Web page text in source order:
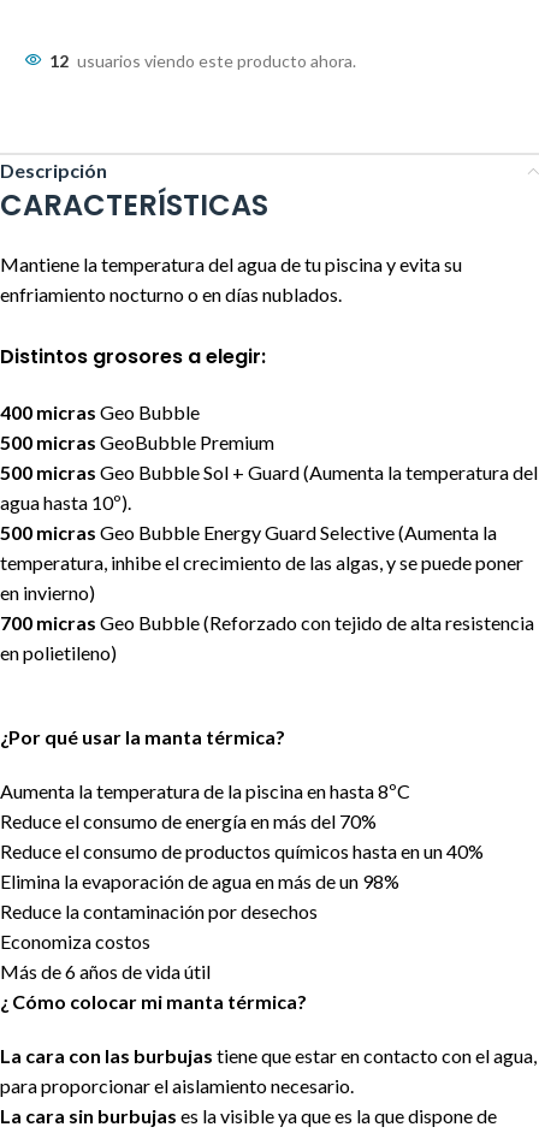
12 usuarios viendo este producto ahora.
Descripción
CARACTERÍSTICAS
Mantiene la temperatura del agua de tu piscina y evita su
enfriamiento nocturno o en días nublados.
Distintos grosores a elegir:
400 micras Geo Bubble
500 micras GeoBubble Premium
500 micras Geo Bubble Sol + Guard (Aumenta la temperatura del
agua hasta 10º).
500 micras Geo Bubble Energy Guard Selective (Aumenta la
temperatura, inhibe el crecimiento de las algas, y se puede poner
en invierno)
700 micras Geo Bubble (Reforzado con tejido de alta resistencia
en polietileno)
¿Por qué usar la manta térmica?
Aumenta la temperatura de la piscina en hasta 8ºC
Reduce el consumo de energía en más del 70%
Reduce el consumo de productos químicos hasta en un 40%
Elimina la evaporación de agua en más de un 98%
Reduce la contaminación por desechos
Economiza costos
Más de 6 años de vida útil
¿ Cómo colocar mi manta térmica?
La cara con las burbujas tiene que estar en contacto con el agua,
para proporcionar el aislamiento necesario.
La cara sin burbujas es la visible ya que es la que dispone de